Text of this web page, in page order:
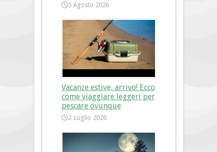
5 Agosto 2026
Vacanze estive, arrivo! Ecco
come viaggiare leggeri per
pescare ovunque
2 Luglio 2026